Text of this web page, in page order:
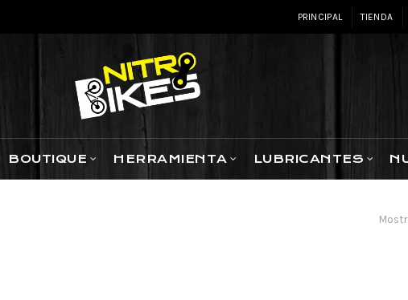
PRINCIPAL TIENDA
BOUTIQUE HERRAMIENTA LUBRICANTES